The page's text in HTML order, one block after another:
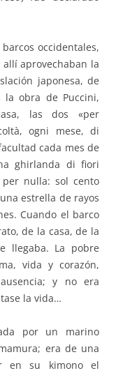
occidentales,
aprovechaban la
japonesa, de
obra de Puccini,
las dos «per
ogni mese, di
cada mes de
ghirlanda di fiori
nulla: sol cento
estrella de rayos
Cuando el barco
de la casa, de la
llegaba. La pobre
vida y corazón,
y no era
la vida…
por un marino
era de una
en su kimono el